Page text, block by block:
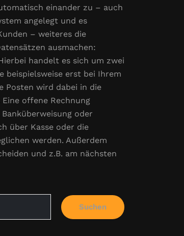
einander zu – auch
angelegt und es
– weiteres die
ausmachen:
handelt es sich um zwei
beispielsweise erst bei Ihrem
Posten wird dabei in die
offene Rechnung
oder
über Kasse oder die
werden. Außerdem
und z.B. am nächsten
Suchen